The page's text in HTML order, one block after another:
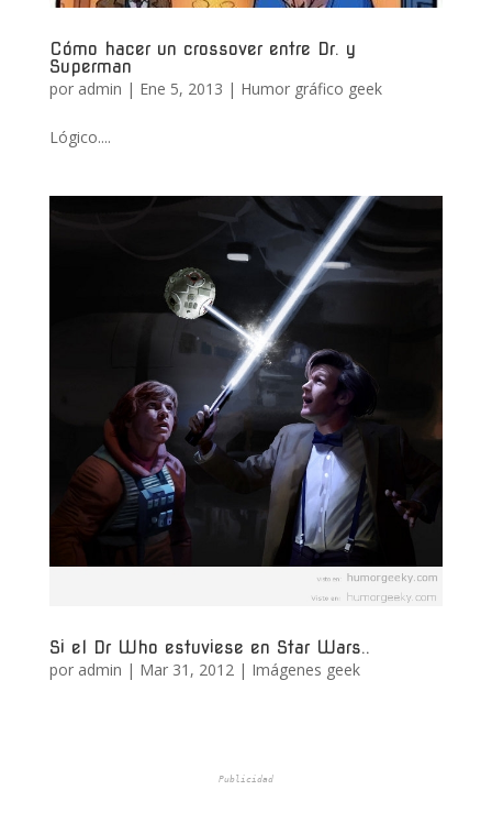
Cómo hacer un crossover entre Dr. y
Superman
por admin | Ene 5, 2013 | Humor gráfico geek
Lógico....
Si el Dr Who estuviese en Star Wars..
por admin | Mar 31, 2012 | Imágenes geek
Publicidad